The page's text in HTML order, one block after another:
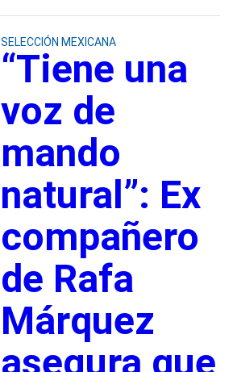
SELECCIÓN MEXICANA
“Tiene una
voz de
mando
natural”: Ex
compañero
de Rafa
Márquez
asegura que